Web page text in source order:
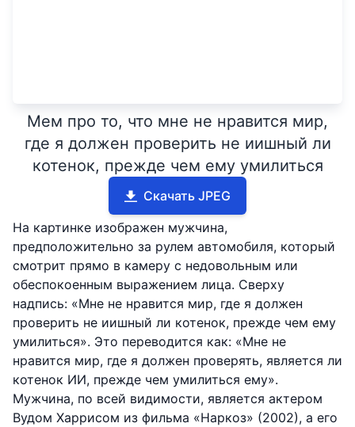
Мем про то, что мне не нравится мир,
где я должен проверить не иишный ли
котенок, прежде чем ему умилиться
Скачать JPEG
На картинке изображен мужчина,
предположительно за рулем автомобиля, который
смотрит прямо в камеру с недовольным или
обеспокоенным выражением лица. Сверху
надпись: «Мне не нравится мир, где я должен
проверить не иишный ли котенок, прежде чем ему
умилиться». Это переводится как: «Мне не
нравится мир, где я должен проверять, является ли
котенок ИИ, прежде чем умилиться ему».
Мужчина, по всей видимости, является актером
Вудом Харрисом из фильма «Наркоз» (2002), а его